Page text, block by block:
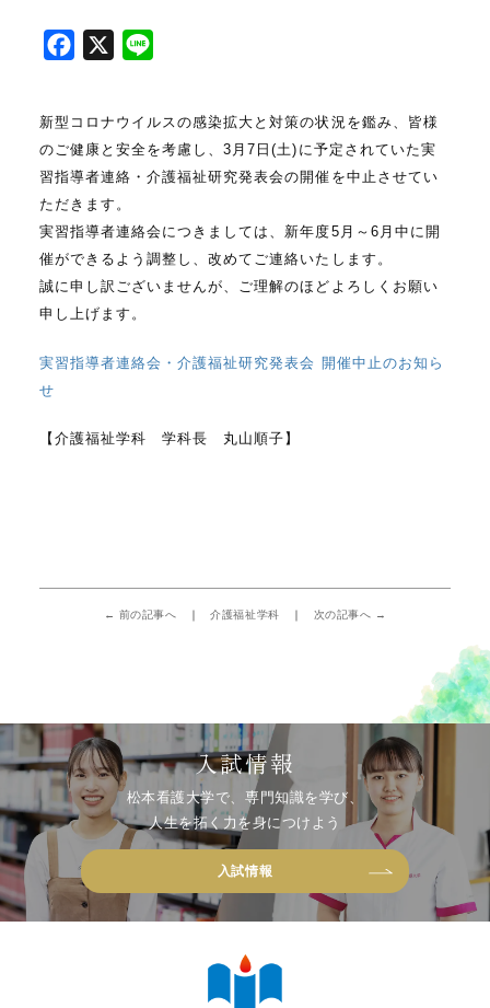
b
o
o
k
X
新型コロナウイルスの感染拡大と対策の状況を鑑み、皆様
のご健康と安全を考慮し、3月7日(土)に予定されていた実
習指導者連絡・介護福祉研究発表会の開催を中止させてい
ただきます。
実習指導者連絡会につきましては、新年度5月～6月中に開
催ができるよう調整し、改めてご連絡いたします。
誠に申し訳ございませんが、ご理解のほどよろしくお願い
申し上げます。
実習指導者連絡会・介護福祉研究発表会 開催中止のお知ら
せ
【介護福祉学科 学科長 丸山順子】
← 前の記事へ 介護福祉学科 次の記事へ →
入試情報
松本看護大学で、専門知識を学び、
人生を拓く力を身につけよう
入試情報